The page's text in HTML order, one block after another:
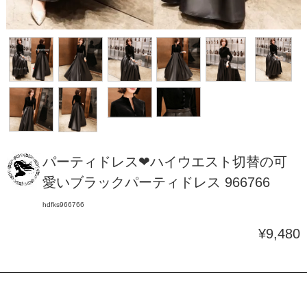
パーティドレス❤ハイウエスト切替の可
愛いブラックパーティドレス 966766
hdfks966766
¥9,480